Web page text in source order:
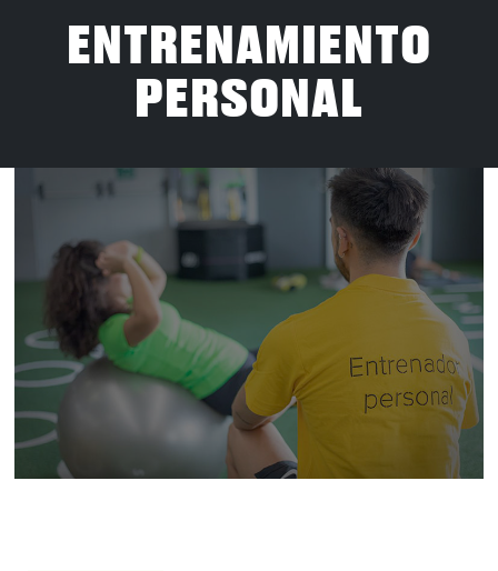
ENTRENAMIENTO
PERSONAL